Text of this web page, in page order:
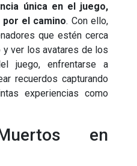
única en el juego,
el camino. Con ello,
que estén cerca
y ver los avatares de los
juego, enfrentarse a
recuerdos capturando
experiencias como
en